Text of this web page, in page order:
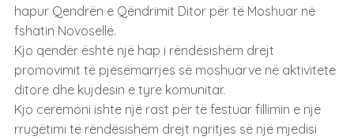
hapur Qendrën e Qëndrimit Ditor për të Moshuar në
fshatin Novosellë.
Kjo qendër është një hap i rëndësishëm drejt
promovimit të pjesëmarrjes së moshuarve në aktivitete
ditore dhe kujdesin e tyre komunitar.
Kjo ceremoni ishte një rast për të festuar fillimin e një
rrugëtimi të rëndësishëm drejt ngritjes së një mjedisi